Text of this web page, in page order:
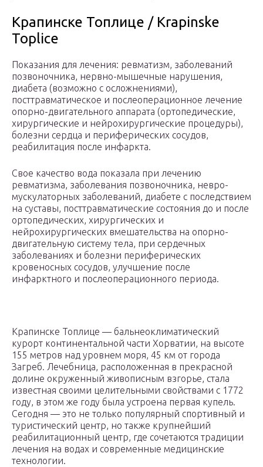
Крапинске Топлице / Krapinske
Toplice
Показания для лечения: ревматизм, заболеваний
позвоночника, нервно-мышечные нарушения,
диабета (возможно с осложнениями),
посттравматическое и послеоперационное лечение
опорно-двигательного аппарата (ортопедические,
хирургические и нейрохирургические процедуры),
болезни сердца и периферических сосудов,
реабилитация после инфаркта.
Свое качество вода показала при лечению
ревматизма, заболевания позвоночника, невро-
мускулаторных заболеваний, диабете с последствием
на суставы, посттравматические состояния до и после
ортопедических, хирургических и
нейрохирургических вмешательства на опорно-
двигательную систему тела, при сердечных
заболеваниях и болезни периферических
кровеносных сосудов, улучшение после
инфарктного и послеоперационного периода.
Крапинске Топлице — бальнеоклиматический
курорт континентальной части Хорватии, на высоте
155 метров над уровнем моря, 45 км от города
Загреб. Лечебница, расположенная в прекрасной
долине окруженный живописным взгорье, стала
известная своими целительными свойствами с 1772
году, в этом же году была устроена первая купель.
Сегодня — это не только популярный спортивный и
туристический центр, но также крупнейший
реабилитационный центр, где сочетаются традиции
лечения на водах и современные медицинские
технологии.